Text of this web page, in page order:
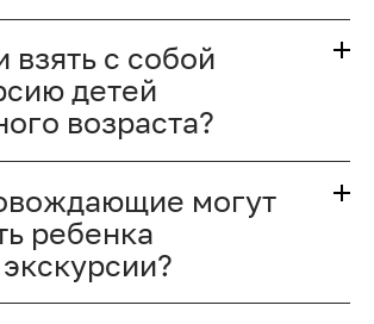
с собой
детей
возраста?
могут
ребенка